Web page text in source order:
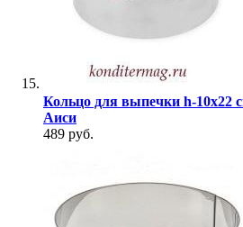
Кольцо для выпечки h-10х22
Аиси
489 руб.